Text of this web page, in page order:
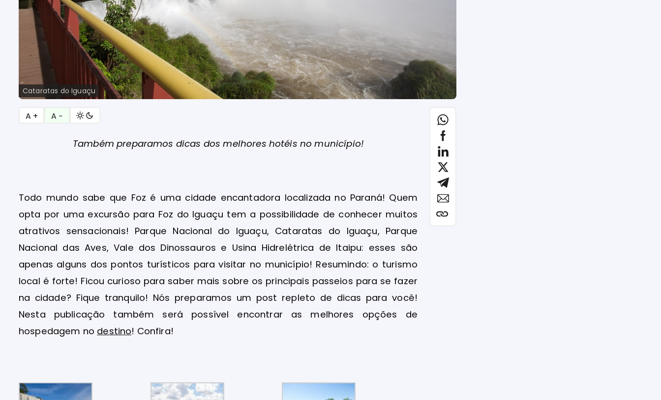
Cataratas do Iguaçu
A + A −
Também preparamos dicas dos melhores hotéis no município!
Todo mundo sabe que Foz é uma cidade encantadora localizada no Paraná! Quem
opta por uma excursão para Foz do Iguaçu tem a possibilidade de conhecer muitos
atrativos sensacionais! Parque Nacional do Iguaçu, Cataratas do Iguaçu, Parque
Nacional das Aves, Vale dos Dinossauros e Usina Hidrelétrica de Itaipu: esses são
apenas alguns dos pontos turísticos para visitar no município! Resumindo: o turismo
local é forte! Ficou curioso para saber mais sobre os principais passeios para se fazer
na cidade? Fique tranquilo! Nós preparamos um post repleto de dicas para você!
Nesta publicação também será possível encontrar as melhores opções de
hospedagem no destino! Confira!